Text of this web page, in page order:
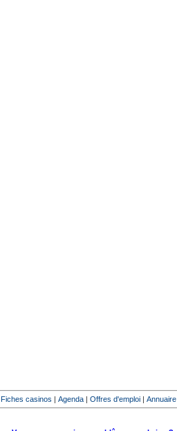
Fiches casinos | Agenda | Offres d'emploi | Annuaire